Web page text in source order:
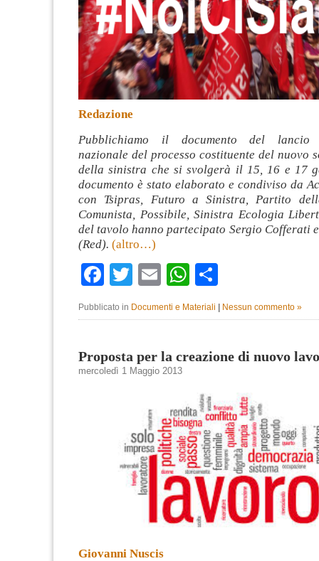
Redazione
Pubblichiamo il documento del lancio
nazionale del processo costituente del nuovo
della sinistra che si svolgerà il 15, 16 e 17
documento è stato elaborato e condiviso da
con Tsipras, Futuro a Sinistra, Partito
Comunista, Possibile, Sinistra Ecologia
del tavolo hanno partecipato Sergio Cofferati
(Red). (altro…)
Facebook
TwitterEmailWhatsApp
Pubblicato in Documenti e Materiali Nessun commento »
Proposta per la creazione di nuovo
mercoledì 1 Maggio 2013
Giovanni Nuscis